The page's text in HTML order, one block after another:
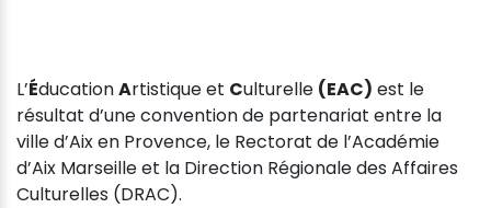
L’ÉducationArtistique et Culturelle (EAC) est le
résultat d’une convention de partenariat entre la
ville d’Aix en Provence, le Rectorat de l’Académie
d’Aix Marseille et la Direction Régionale des Affaires
Culturelles (DRAC).